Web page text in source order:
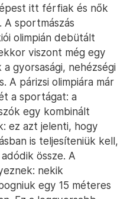
itt férfiak és nők
A sportmászás
olimpián debütált
viszont még egy
gyorsasági, nehézségi
A párizsi olimpiára már
a sportágat: a
egy kombinált
ez azt jelenti, hogy
is teljesíteniük kell,
össze. A
nekik
egy 15 méteres